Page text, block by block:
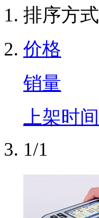
排序方式
价格
销量
上架时间
1/1